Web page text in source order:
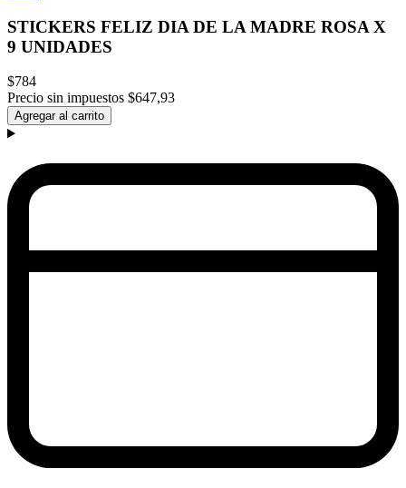
STICKERS FELIZ DIA DE LA MADRE ROSA X
9 UNIDADES
$784
Precio sin impuestos $647,93
Agregar al carrito